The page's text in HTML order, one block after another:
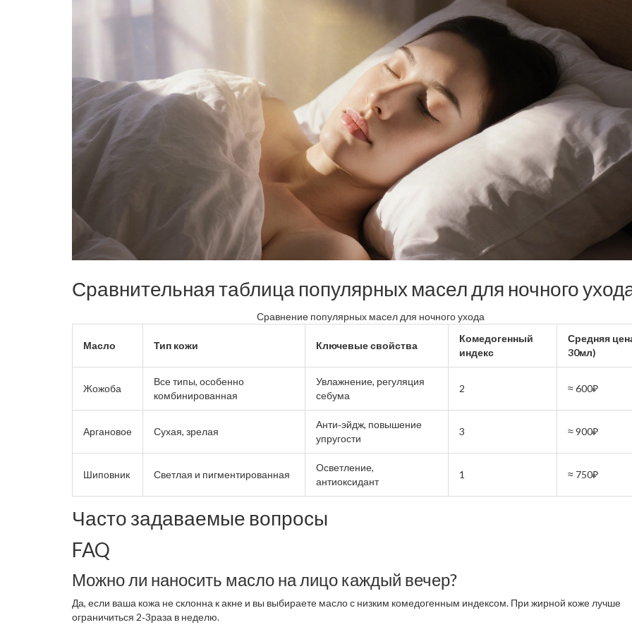
Сравнительная таблица популярных масел для ночного
Сравнение популярных масел для ночного ухода
Масло Тип кожи Ключевые свойства
Комедогенный
индекс
Средняя
30мл)
Жожоба
Все типы, особенно
комбинированная
Увлажнение, регуляция
себума
2 ≈ 600₽
Аргановое Сухая, зрелая
Анти‑эйдж, повышение
упругости
3 ≈ 900₽
Шиповник Светлая и пигментированная
Осветление,
антиоксидант
1 ≈ 750₽
Часто задаваемые вопросы
FAQ
Можно ли наносить масло на лицо каждый вечер?
Да, если ваша кожа не склонна к акне и вы выбираете масло с низким комедогенным индексом. При жирной коже лучше
ограничиться 2‑3раза в неделю.